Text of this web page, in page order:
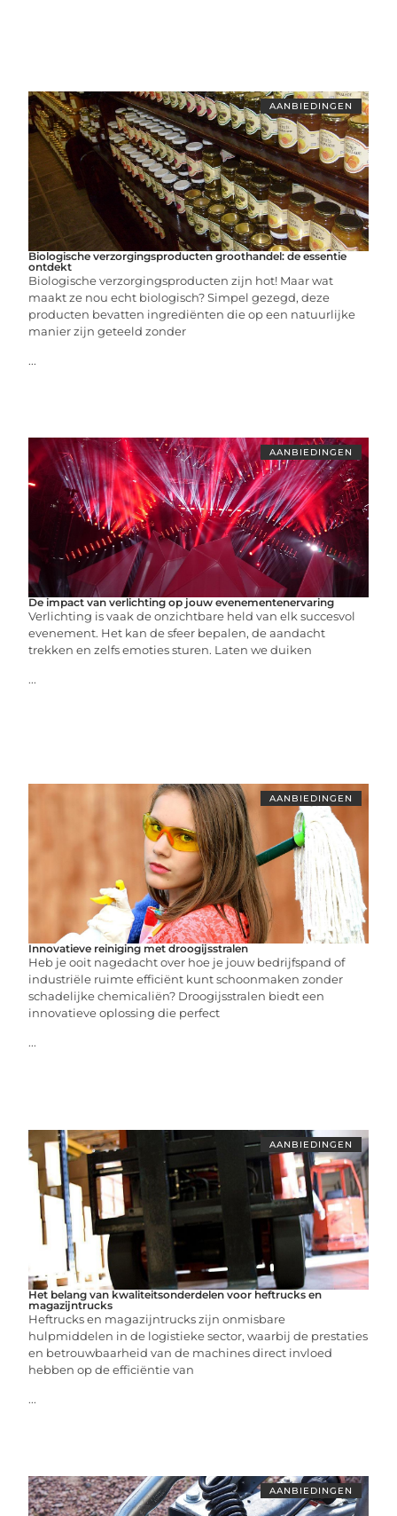
AANBIEDINGEN
Biologische verzorgingsproducten groothandel: de essentie
ontdekt
Biologische verzorgingsproducten zijn hot! Maar wat
maakt ze nou echt biologisch? Simpel gezegd, deze
producten bevatten ingrediënten die op een natuurlijke
manier zijn geteeld zonder
...
AANBIEDINGEN
De impact van verlichting op jouw evenementenervaring
Verlichting is vaak de onzichtbare held van elk succesvol
evenement. Het kan de sfeer bepalen, de aandacht
trekken en zelfs emoties sturen. Laten we duiken
...
AANBIEDINGEN
Innovatieve reiniging met droogijsstralen
Heb je ooit nagedacht over hoe je jouw bedrijfspand of
industriële ruimte efficiënt kunt schoonmaken zonder
schadelijke chemicaliën? Droogijsstralen biedt een
innovatieve oplossing die perfect
...
AANBIEDINGEN
Het belang van kwaliteitsonderdelen voor heftrucks en
magazijntrucks
Heftrucks en magazijntrucks zijn onmisbare
hulpmiddelen in de logistieke sector, waarbij de prestaties
en betrouwbaarheid van de machines direct invloed
hebben op de efficiëntie van
...
AANBIEDINGEN